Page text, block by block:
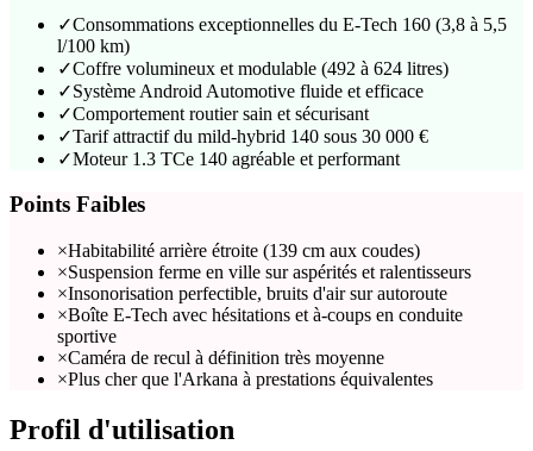
✓Consommations exceptionnelles du E-Tech 160 (3,8 à 5,5
l/100 km)
✓Coffre volumineux et modulable (492 à 624 litres)
✓Système Android Automotive fluide et efficace
✓Comportement routier sain et sécurisant
✓Tarif attractif du mild-hybrid 140 sous 30 000 €
✓Moteur 1.3 TCe 140 agréable et performant
Points Faibles
×Habitabilité arrière étroite (139 cm aux coudes)
×Suspension ferme en ville sur aspérités et ralentisseurs
×Insonorisation perfectible, bruits d'air sur autoroute
×Boîte E-Tech avec hésitations et à-coups en conduite
sportive
×Caméra de recul à définition très moyenne
×Plus cher que l'Arkana à prestations équivalentes
Profil d'utilisation